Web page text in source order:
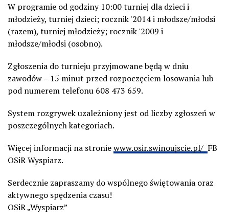
W programie od godziny 10:00 turniej dla dzieci i
młodzieży, turniej dzieci; rocznik '2014 i młodsze/młodsi
(razem), turniej młodzieży; rocznik '2009 i
młodsze/młodsi (osobno).
Zgłoszenia do turnieju przyjmowane będą w dniu
zawodów – 15 minut przed rozpoczęciem losowania lub
pod numerem telefonu 608 473 659.
System rozgrywek uzależniony jest od liczby zgłoszeń w
poszczególnych kategoriach.
Więcej informacji na stroniewww.osir.swinoujscie.pl/ FB
OSiR Wyspiarz.
Serdecznie zapraszamy do wspólnego świętowania oraz
aktywnego spędzenia czasu!
OSiR „Wyspiarz”